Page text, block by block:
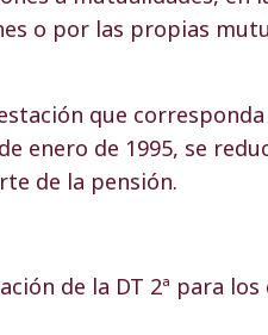
o por las propias
que
enero de 1995, se
de la pensión.
de la DT 2ª para